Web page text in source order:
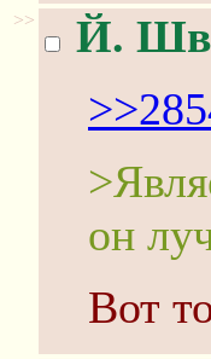
>> Й.
он
Вот